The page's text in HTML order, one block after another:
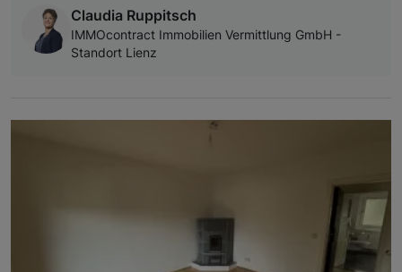
Claudia Ruppitsch
IMMOcontract Immobilien Vermittlung GmbH -
Standort Lienz